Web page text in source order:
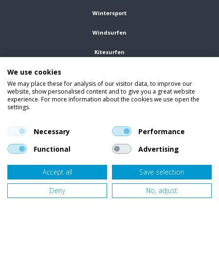
Wintersport
Windsurfen
Kitesurfen
Kleding
Vind ons op social media
En blijf op de hoogte van trends, aanbiedingen en kortingsacties.
Onze klanten beoordelen Van Bellen Wind & Snowgemiddeld met een
op basis van455beoordelingen.
We use cookies
We may place these for analysis of our visitor data, to improve our
website, show personalised content and to give you a great website
experience. For more information about the cookies we use open the
settings.
Necessary
Performance
Functional
Advertising
Accept all
Save selection
Deny
No, adjust